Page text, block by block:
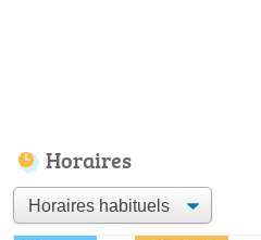
Horaires